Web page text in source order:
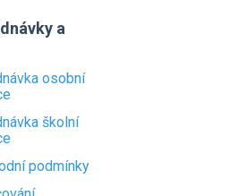
a
osobní
školní
podmínky